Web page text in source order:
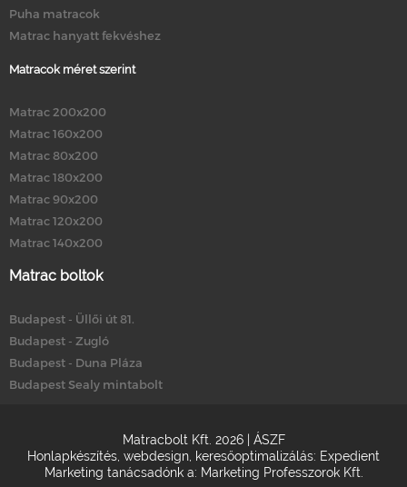
Puha matracok
Matrac hanyatt fekvéshez
Matracok méret szerint
Matrac 200x200
Matrac 160x200
Matrac 80x200
Matrac 180x200
Matrac 90x200
Matrac 120x200
Matrac 140x200
Matrac boltok
Budapest - Üllői út 81.
Budapest - Zugló
Budapest - Duna Pláza
Budapest Sealy mintabolt
Matracbolt Kft. 2026 | ÁSZF
Honlapkészítés webdesign keresőoptimalizálás: Expedient
Marketing tanácsadónk a: Marketing Professzorok Kft.